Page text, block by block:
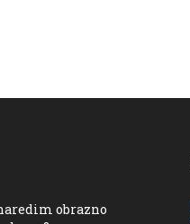
obrazno